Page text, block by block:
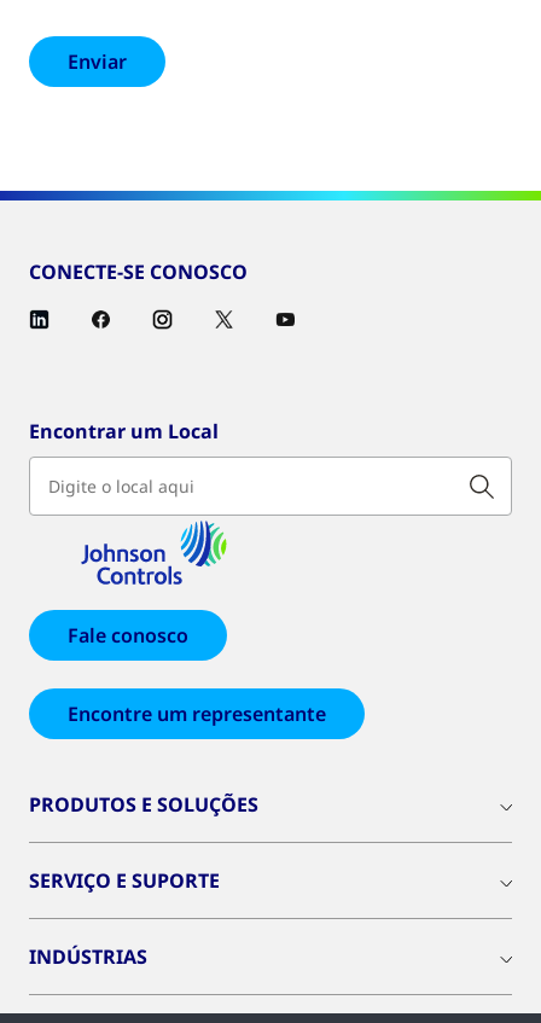
CONECTE-SE CONOSCO
Encontrar um Local
Fale conosco
Encontre um representante
PRODUTOS E SOLUÇÕES
SERVIÇO E SUPORTE
INDÚSTRIAS